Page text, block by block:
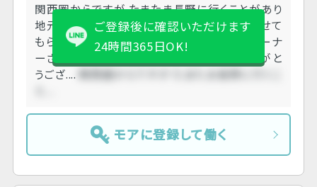
関西圏からですが たまたま長野に行くことがあり
地元のおともだちに紹介してもらって 勤務させて
もらいました。 女の子は可愛く 黒服さんやオーナ
ーさんも みんな優しくて良かったです。 ありがと
うござ.... 関西圏からですが たまたま長野に行くこ
ご登録後に確認いただけます
24時間365日OK!
モアに登録して働く